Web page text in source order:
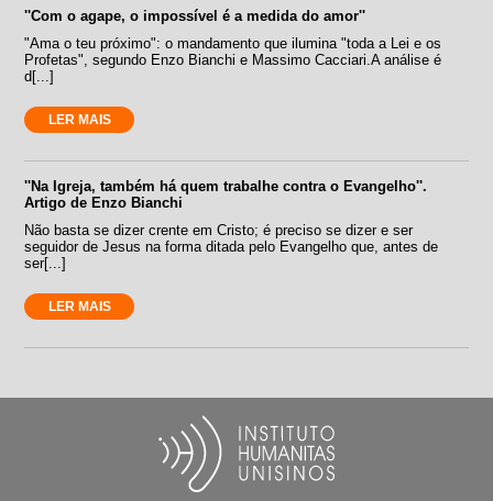
''Com o agape, o impossível é a medida do amor''
"Ama o teu próximo": o mandamento que ilumina "toda a Lei e os
Profetas", segundo Enzo Bianchi e Massimo Cacciari.A análise é
d[...]
LER MAIS
''Na Igreja, também há quem trabalhe contra o Evangelho''.
Artigo de Enzo Bianchi
Não basta se dizer crente em Cristo; é preciso se dizer e ser
seguidor de Jesus na forma ditada pelo Evangelho que, antes de
ser[...]
LER MAIS